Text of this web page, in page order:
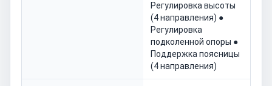
Регулировка высоты
(4 направления) ●
Регулировка
подколенной опоры ●
Поддержка поясницы
(4 направления)